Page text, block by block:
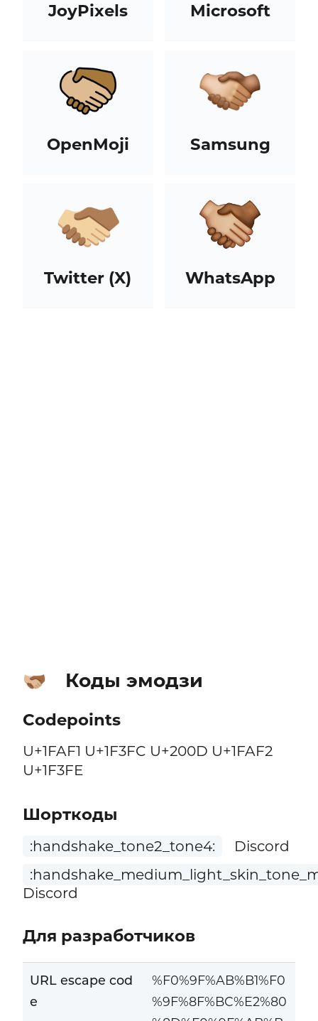
JoyPixels Microsoft
OpenMoji Samsung
Twitter (X) WhatsApp
🫱🏼‍🫲🏾 Коды эмодзи
Codepoints
U+1FAF1 U+1F3FC U+200D U+1FAF2
U+1F3FE
Шорткоды
:handshake_tone2_tone4:
Discord
Discord
Для разработчиков
URL escape cod
e
%F0%9F%AB%B1%F0
%9F%8F%BC%E2%80